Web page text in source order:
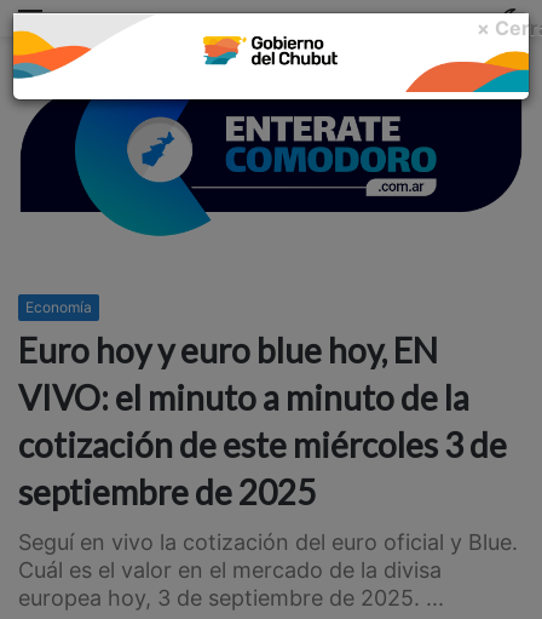
Menu
Economía
Euro hoy y euro blue hoy, EN
VIVO: el minuto a minuto de la
cotización de este miércoles 3 de
septiembre de 2025
Seguí en vivo la cotización del euro oficial y Blue.
Cuál es el valor en el mercado de la divisa
europea hoy, 3 de septiembre de 2025. ...
×